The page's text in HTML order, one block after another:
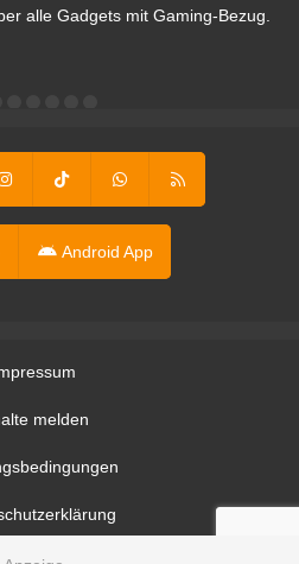
alle Gadgets mit Gaming-Bezug.
Android App
melden